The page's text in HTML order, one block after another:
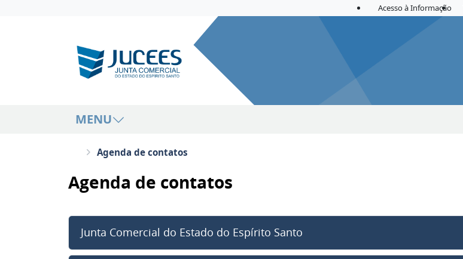
Acesso à Informação
MENU
Agenda de contatos
Agenda de contatos
Junta Comercial do Estado do Espírito Santo